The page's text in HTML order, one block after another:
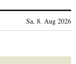
Sa, 8. Aug 2026